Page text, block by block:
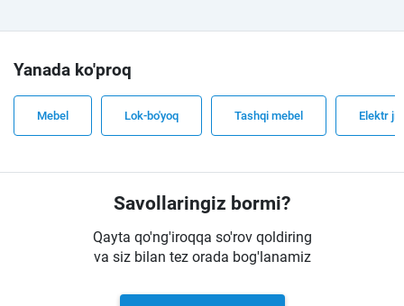
Yanada ko'proq
Mebel Lok-bo'yoq Tashqi mebel Elektr
Savollaringiz bormi?
Qayta qo'ng'iroqqa so'rov qoldiring
va siz bilan tez orada bog'lanamiz